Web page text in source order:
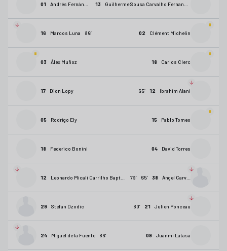
01 13
16 Marcos Luna 86’ 02 Clément Michelin
03 Álex Muñoz 18 Carlos Clerc
17 Dion Lopy 12 Ibrahim Alani
65’
05 Rodrigo Ely 15 Pablo Tomeo
18 Federico Bonini 04 David Torres
12 79’ 38 Ángel Carvajal
65’
29 Stefan Dzodic 21 Julien Ponceau
80’
24 Miguel de la Fuente 86’ 09 Juanmi Latasa